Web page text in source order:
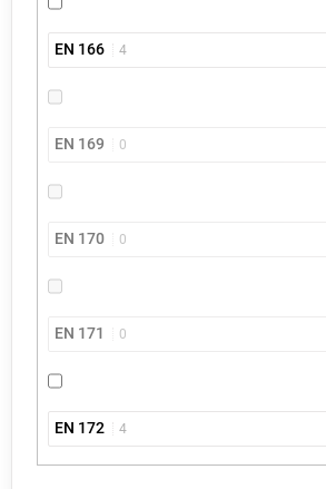
EN 166 4
EN 169 0
EN 170 0
EN 171 0
EN 172 4